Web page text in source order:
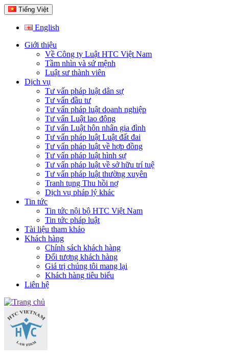
Tiếng Việt
English
Giới thiệu
Về Công ty Luật HTC Việt Nam
Tầm nhìn và sứ mệnh
Luật sư thành viên
Dịch vụ
Tư vấn pháp luật dân sự
Tư vấn đầu tư
Tư vấn pháp luật doanh nghiệp
Tư vấn Luật lao động
Tư vấn Luật hôn nhân gia đình
Tư vấn pháp luật Luật đất đai
Tư vấn pháp luật về hợp đồng
Tư vấn pháp luật hình sự
Tư vấn pháp luật về sở hữu trí tuệ
Tư vấn pháp luật thường xuyên
Tranh tụng Thu hồi nợ
Dịch vụ pháp lý khác
Tin tức
Tin tức nội bộ HTC Việt Nam
Tin tức pháp luật
Tài liệu tham khảo
Khách hàng
Chính sách khách hàng
Đối tượng khách hàng
Giá trị chúng tôi mang lại
Khách hàng tiêu biểu
Liên hệ